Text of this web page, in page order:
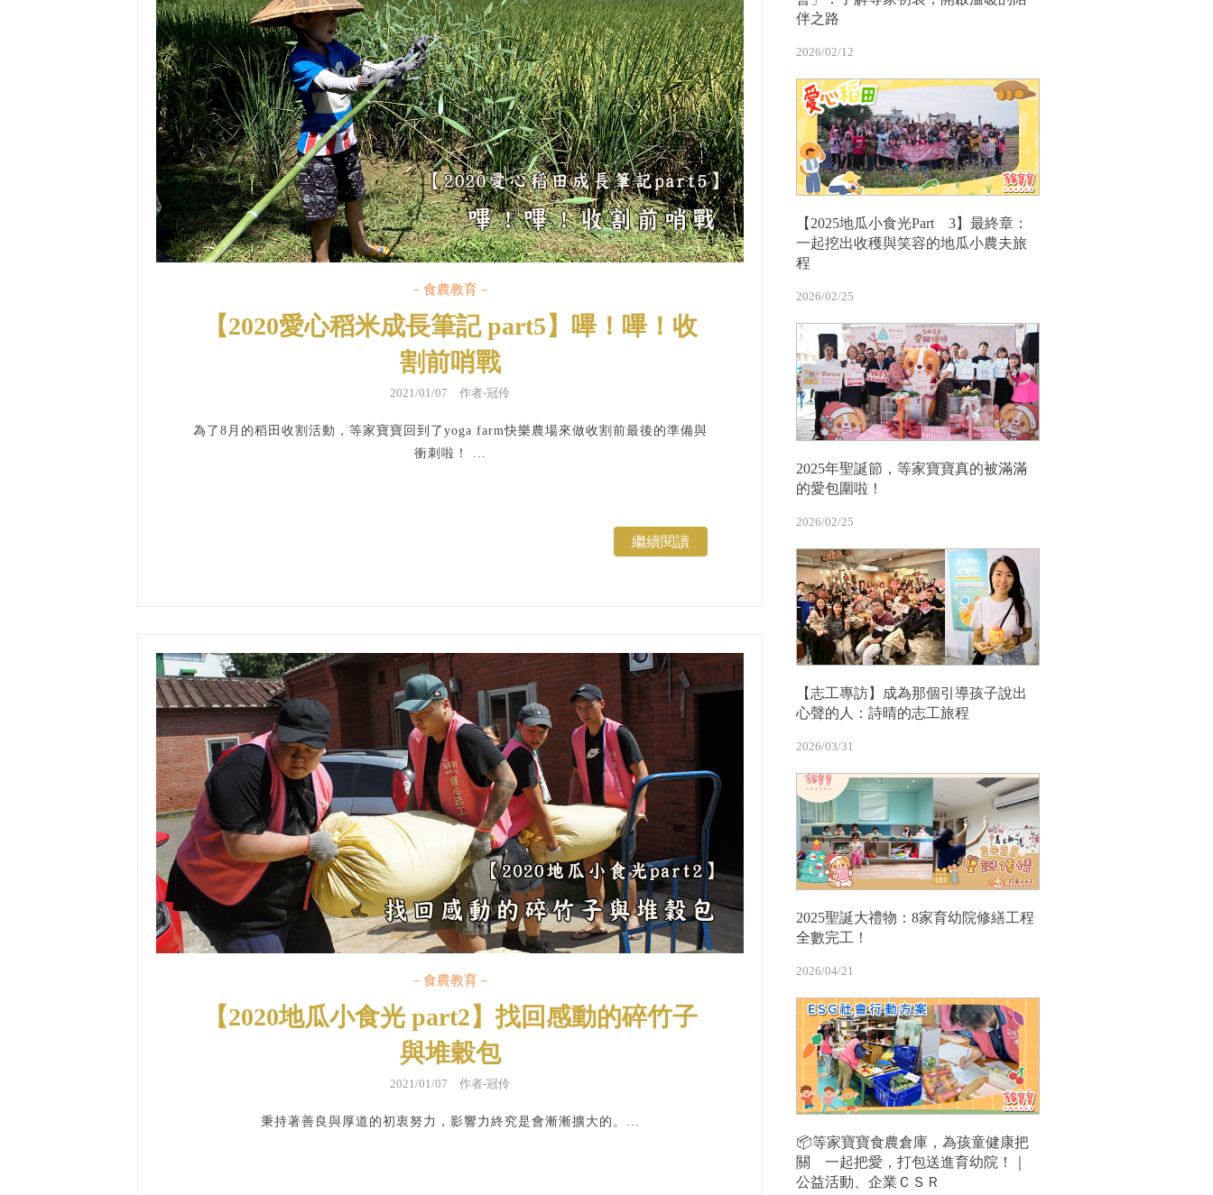
－食農教育－
【2020愛心稻米成長筆記 part5】嗶！嗶！收
割前哨戰
2021/01/07 作者-冠伶
為了8月的稻田收割活動，等家寶寶回到了yoga farm快樂農場來做收割前最後的準備與
衝刺啦！ ...
繼續閱讀
－食農教育－
【2020地瓜小食光 part2】找回感動的碎竹子
與堆穀包
2021/01/07 作者-冠伶
秉持著善良與厚道的初衷努力，影響力終究是會漸漸擴大的。...
伴之路
2026/02/12
【2025地瓜小食光Part 3】最終章：
一起挖出收穫與笑容的地瓜小農夫旅
程
2026/02/25
2025年聖誕節，等家寶寶真的被滿滿
的愛包圍啦！
2026/02/25
【志工專訪】成為那個引導孩子說出
心聲的人：詩晴的志工旅程
2026/03/31
2025聖誕大禮物：8家育幼院修繕工程
全數完工！
2026/04/21
📦等家寶寶食農倉庫，為孩童健康把
關 一起把愛，打包送進育幼院！｜
公益活動、企業ＣＳＲ